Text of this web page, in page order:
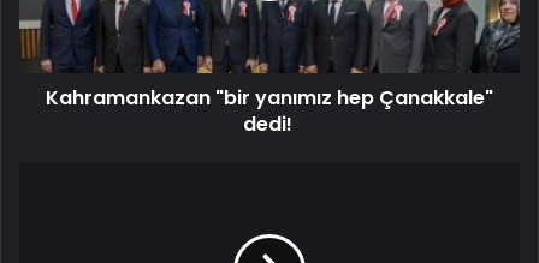
Kahramankazan "bir yanımız hep Çanakkale"
dedi!